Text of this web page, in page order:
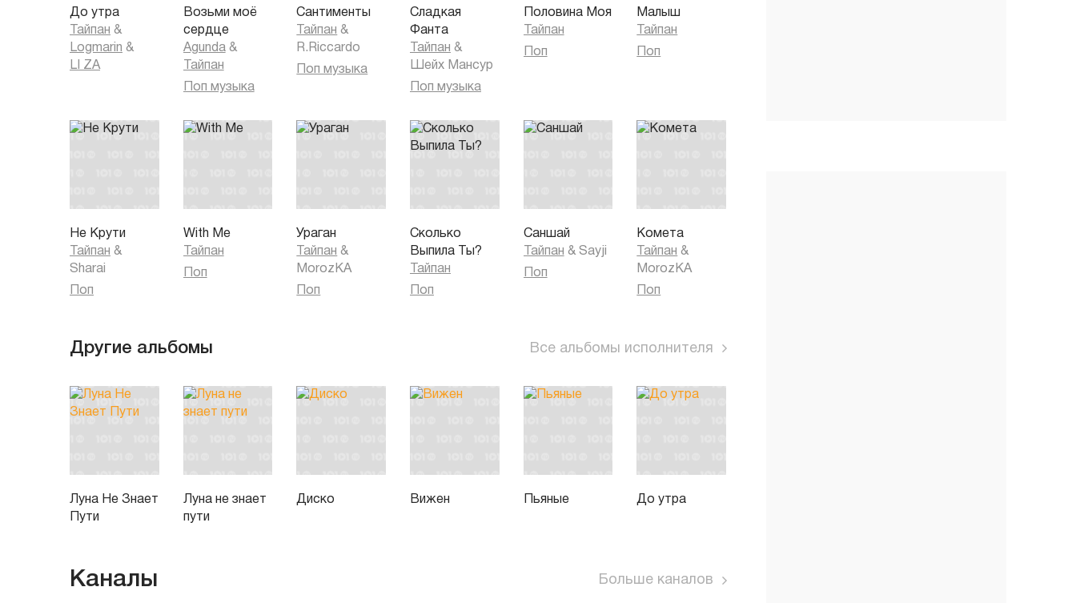
До утра
Тайпан &
Logmarin &
LI ZA
Возьми моё
сердце
Agunda &
Тайпан
Поп музыка
Сантименты
Тайпан &
R.Riccardo
Поп музыка
Сладкая
Фанта
Тайпан &
Шейх Мансур
Поп музыка
Половина Моя
Тайпан
Поп
Малыш
Тайпан
Поп
Не Крути
Тайпан &
Sharai
Поп
With Me
Тайпан
Поп
Ураган
Тайпан &
MorozKA
Поп
Сколько
Выпила Ты?
Тайпан
Поп
Саншай
Тайпан & Sayji
Поп
Комета
Тайпан &
MorozKA
Поп
Другие альбомы Все альбомы исполнителя
Луна Не Знает
Пути
Луна не знает
пути
Диско Вижен Пьяные До утра
Каналы Больше каналов